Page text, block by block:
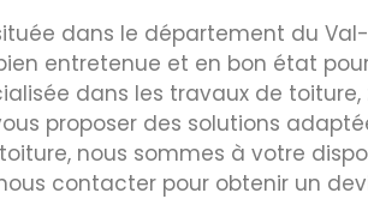
dans le département du
entretenue et en bon état
dans les travaux de
proposer des solutions
nous sommes à votre
contacter pour obtenir un